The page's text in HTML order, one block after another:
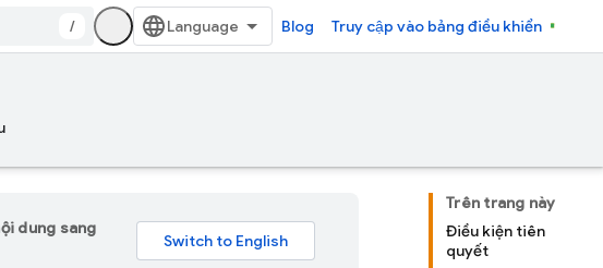
/ Blog Truy cập vào bảng điều khiển
Trên trang này
Điều kiện tiên
quyết
dung sang